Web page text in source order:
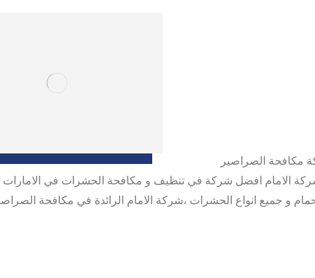
|اباده فورية شركة مكافحة الصراصير
الامام افضل شركة في تنظيف و مكافحة الحشرات في الامارات ،
و جميع انواع الحشرات ،شركة الامام الرائدة في مكافحة